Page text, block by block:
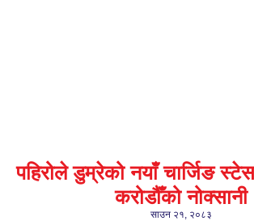
पहिरोले डुम्रेको नयाँ चार्जिङ
करोडौँको नोक्सानी
साउन २१, २०८३